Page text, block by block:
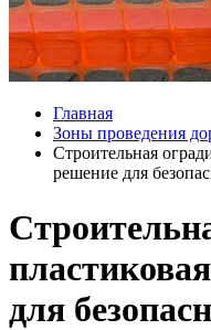
Главная
Зоны проведения
Строительная
решение для
для